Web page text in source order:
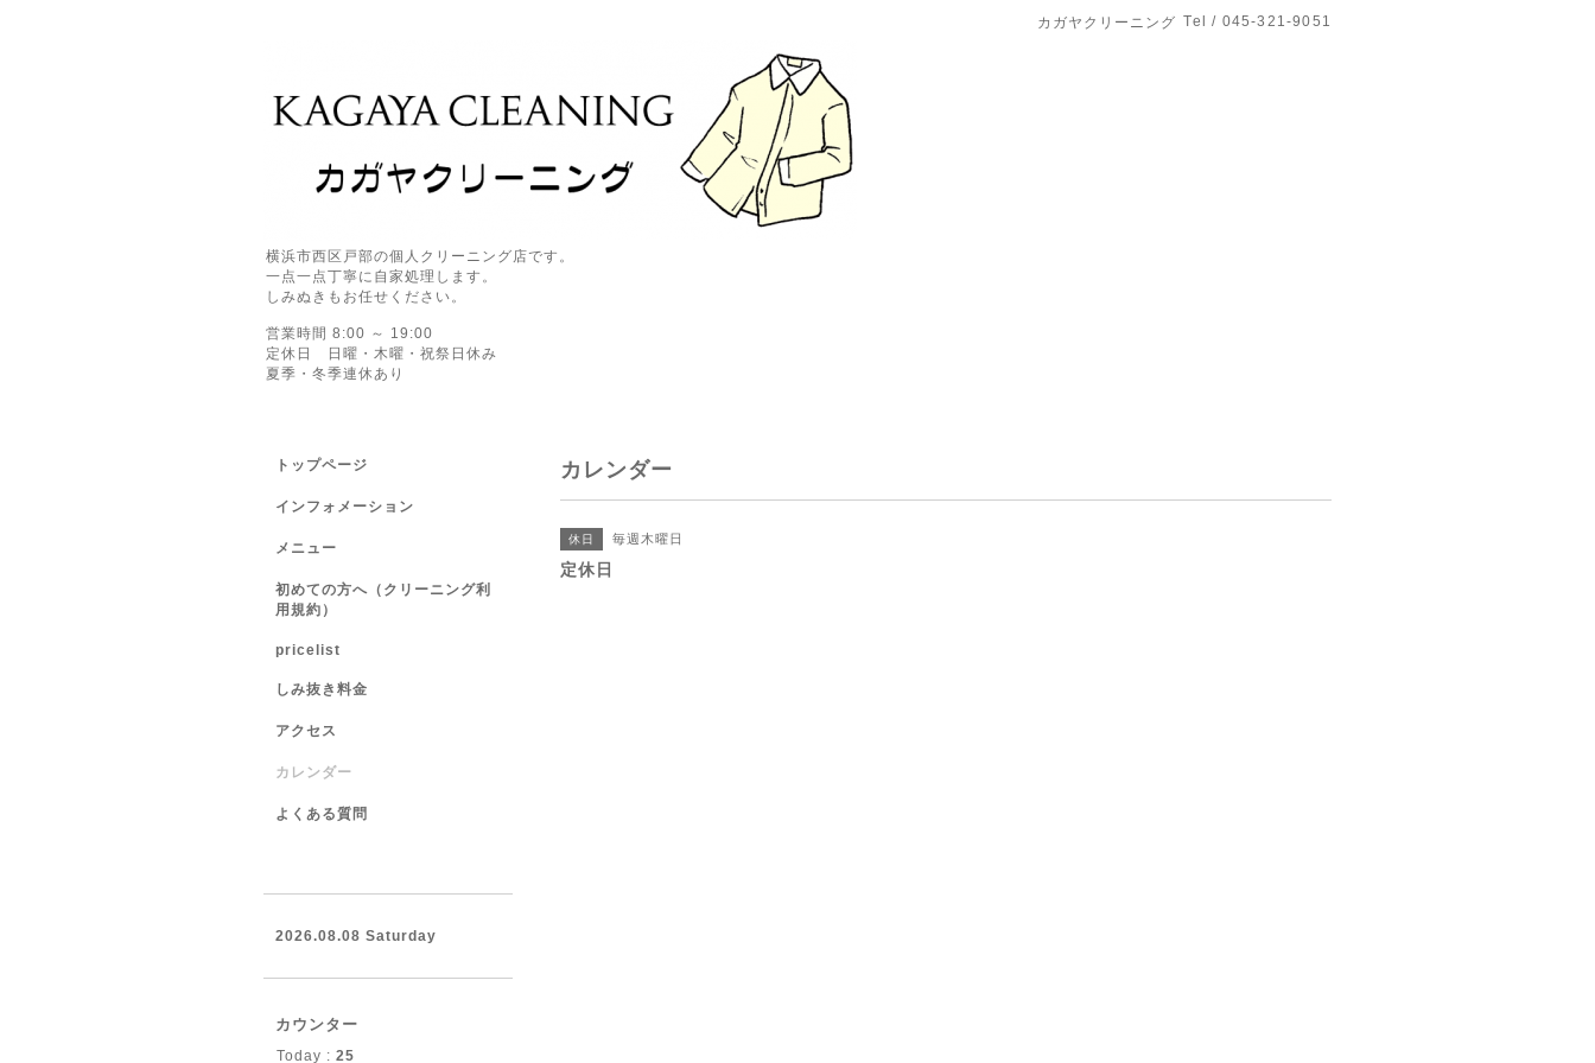
カガヤクリーニング Tel / 045-321-9051
横浜市西区戸部の個人クリーニング店です。
一点一点丁寧に自家処理します。
しみぬきもお任せください。
営業時間 8:00 ～ 19:00
定休日 日曜・木曜・祝祭日休み
夏季・冬季連休あり
カレンダー
休日 毎週木曜日
定休日
トップページ
インフォメーション
メニュー
初めての方へ（クリーニング利
用規約）
pricelist
しみ抜き料金
アクセス
カレンダー
よくある質問
2026.08.08 Saturday
カウンター
Today : 25